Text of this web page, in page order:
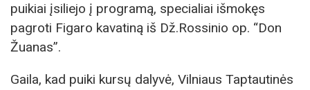
puikiai įsiliejo į programą, specialiai išmokęs
pagroti Figaro kavatiną iš Dž.Rossinio op. “Don
Žuanas”.
Gaila, kad puiki kursų dalyvė, Vilniaus Taptautinės